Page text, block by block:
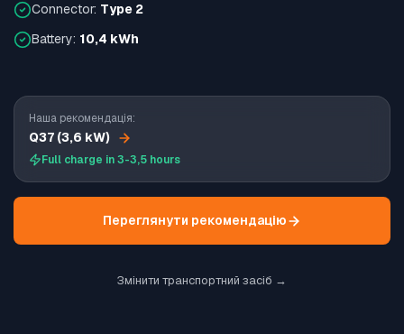
Connector: Type 2
Battery: 10,4 kWh
Наша рекомендація:
Q37 (3,6 kW)
Full charge in 3-3,5 hours
Переглянути рекомендацію
Змінити транспортний засіб →